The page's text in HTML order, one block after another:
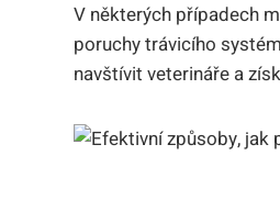
V některých případech
poruchy trávicího
navštívit veterináře a